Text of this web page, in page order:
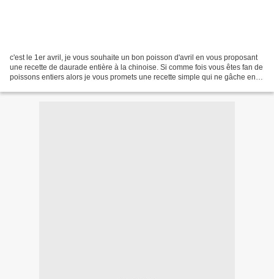
c'est le 1er avril, je vous souhaite un bon poisson d'avril en vous proposant
une recette de daurade entière à la chinoise. Si comme fois vous êtes fan de
poissons entiers alors je vous promets une recette simple qui ne gâche en